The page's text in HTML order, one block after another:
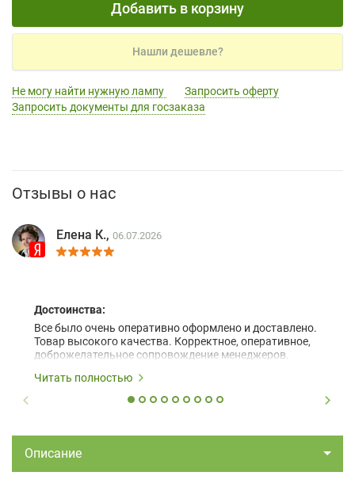
Добавить в корзину
Нашли дешевле?
Не могу найти нужную лампу
Запросить оферту
Запросить документы для госзаказа
Отзывы о нас
Елена К., 06.07.2026
Достоинства:
Все было очень оперативно оформлено и доставлено.
Товар высокого качества. Корректное, оперативное,
доброжелательное сопровождение менеджеров.
Читать полностью
Описание